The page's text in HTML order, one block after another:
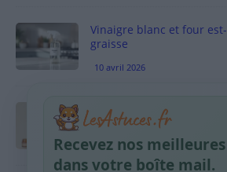
Vinaigre blanc et four
graisse
10 avril 2026
Taches pigmentaires :
habitudes qui aident
9 avril 2026
Recevez nos
dans votre boîte mail.